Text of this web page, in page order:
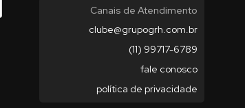
Canais de Atendimento
clube@grupogrh.com.br
(11) 99717-6789
fale conosco
política de privacidade